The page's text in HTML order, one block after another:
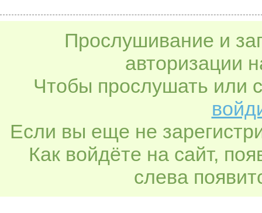
Прослушивание и
авторизации
Чтобы прослушать или
Если вы еще не
Как войдёте на сайт,
слева